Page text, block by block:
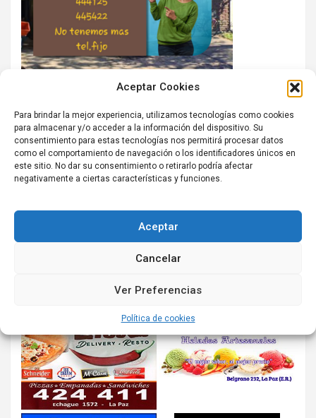
Aceptar Cookies
Para brindar la mejor experiencia, utilizamos tecnologías como cookies
para almacenar y/o acceder a la información del dispositivo. Su
consentimiento para estas tecnologías nos permitirá procesar datos
como el comportamiento de navegación o los identificadores únicos en
este sitio. No dar su consentimiento o retirarlo podría afectar
negativamente a ciertas características y funciones.
Aceptar
Cancelar
Ver Preferencias
Política de cookies